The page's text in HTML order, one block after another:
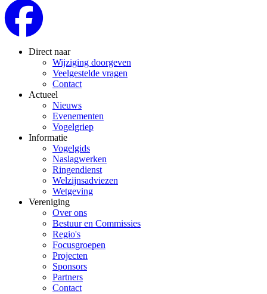
Direct naar
Wijziging doorgeven
Veelgestelde vragen
Contact
Actueel
Nieuws
Evenementen
Vogelgriep
Informatie
Vogelgids
Naslagwerken
Ringendienst
Welzijnsadviezen
Wetgeving
Vereniging
Over ons
Bestuur en Commissies
Regio's
Focusgroepen
Projecten
Sponsors
Partners
Contact